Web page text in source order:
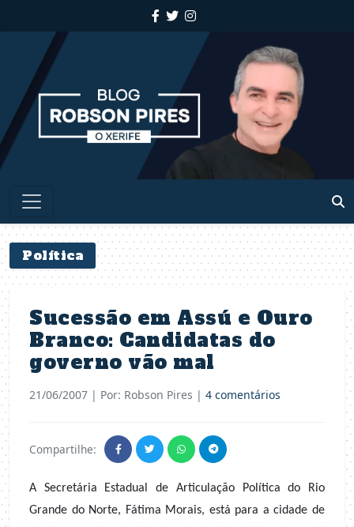
Política
Sucessão em Assú e Ouro
Branco: Candidatas do
governo vão mal
21/06/2007 | Por: Robson Pires | 4 comentários
Compartilhe:
A Secretária Estadual de Articulação Política do Rio
Grande do Norte, Fátima Morais, está para a cidade de